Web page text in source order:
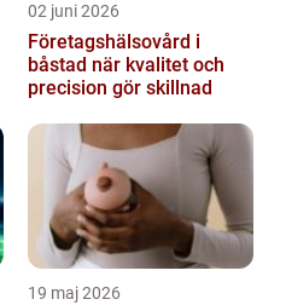
02 juni 2026
Företagshälsovård i
båstad när kvalitet och
precision gör skillnad
19 maj 2026